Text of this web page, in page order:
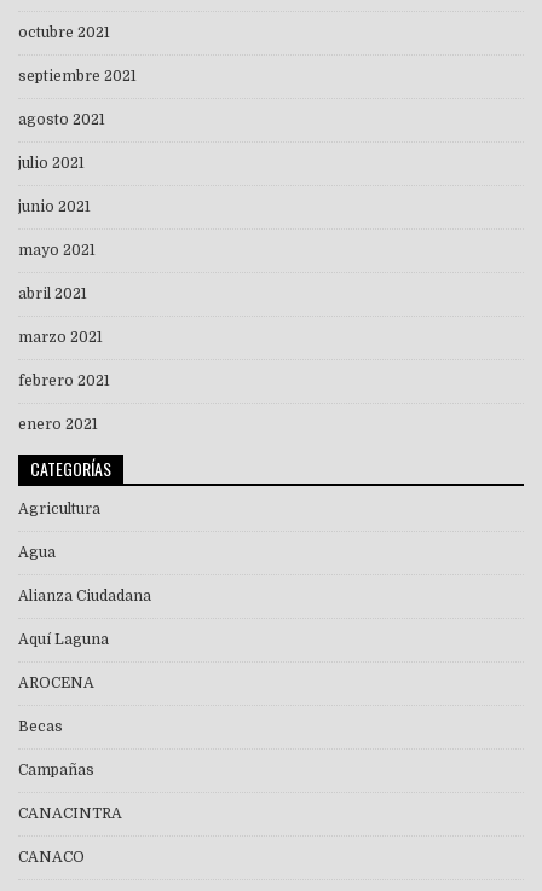
octubre 2021
septiembre 2021
agosto 2021
julio 2021
junio 2021
mayo 2021
abril 2021
marzo 2021
febrero 2021
enero 2021
CATEGORÍAS
Agricultura
Agua
Alianza Ciudadana
Aquí Laguna
AROCENA
Becas
Campañas
CANACINTRA
CANACO